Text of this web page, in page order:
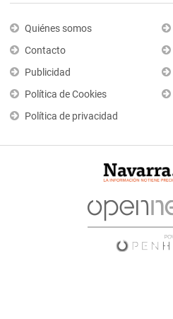
Quiénes somos
Contacto
Publicidad
Política de Cookies
Política de privacidad